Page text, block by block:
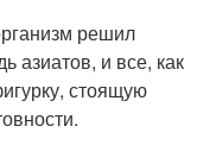
решил
азиатов, и все, как
стоящую